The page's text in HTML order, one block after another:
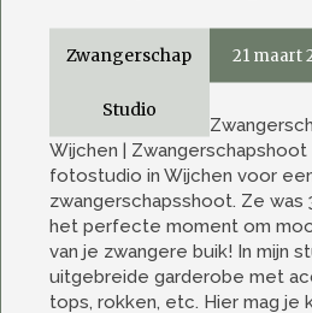
21 maart
Zwangerschap
Studio
Wijchen | Zwangerschapshoot
fotostudio in Wijchen voor
zwangerschapsshoot. Ze was
het perfecte moment om
van je zwangere buik! In mijn
uitgebreide garderobe met
tops, rokken, etc. Hier mag